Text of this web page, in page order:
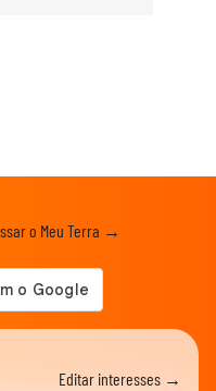
o Meu Terra →
Editar interesses →